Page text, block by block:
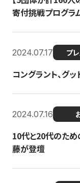
寄付挑戦プログラ
2024.07.17 プ
コングラント、グ
2024.07.16
10代と20代のた
藤が登壇